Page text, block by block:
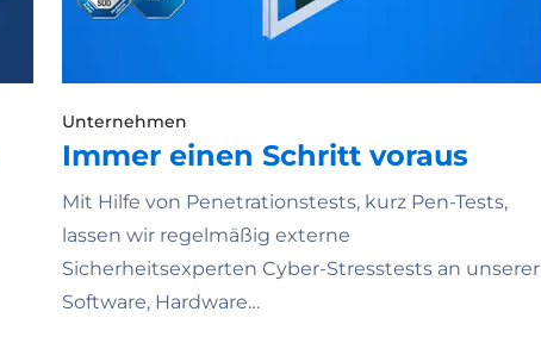
Unternehmen
Immer einen Schritt voraus
Mit Hilfe von Penetrationstests, kurz Pen-Tests,
lassen wir regelmäßig externe
Sicherheitsexperten Cyber-Stresstests an unserer
Software, Hardware…